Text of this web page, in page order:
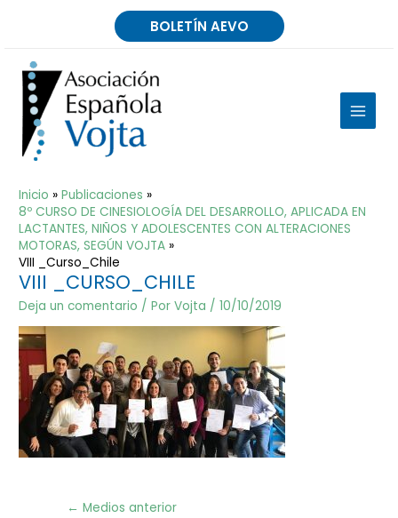
BOLETÍN AEVO
MAIN
Inicio
Publicaciones
8º CURSO DE CINESIOLOGÍA DEL DESARROLLO, APLICADA EN
LACTANTES, NIÑOS Y ADOLESCENTES CON ALTERACIONES
MOTORAS, SEGÚN VOJTA
VIII _Curso_Chile
VIII _CURSO_CHILE
Deja un comentario / PorVojta /10/10/2019
Navegación
← Medios anterior